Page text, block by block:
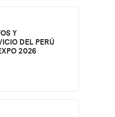
Y
DEL PERÚ
2026